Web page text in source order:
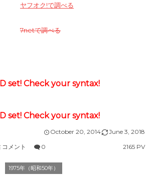
ヤフオク!で調べる
7netで調べる
set! Check your syntax!
set! Check your syntax!
October 20 ,2014 June 3 2018
コメント 0 2165 PV
1975年（昭和50年）